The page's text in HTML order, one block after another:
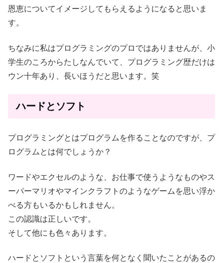
恩恵についてイメージしてもらえるようになると思いま
す。
ちなみに私はプログラミングのプロではありませんが、小
学生のころからたしなんでいて、プログラミング歴だけは
ウン十年あり、長いほうだと思います。笑
ハードとソフト
プログラミングとはプログラムを作ることなのですが、プ
ログラムとは何でしょうか？
ワードやエクセルのような、お仕事で使うようなものやス
ーパーマリオやマインクラフトのようなゲームを思い浮か
べる方もいるかもしれません。
この認識は正しいです。
そして他にも色々あります。
ハードとソフトという言葉を何となく聞いたことがあるの